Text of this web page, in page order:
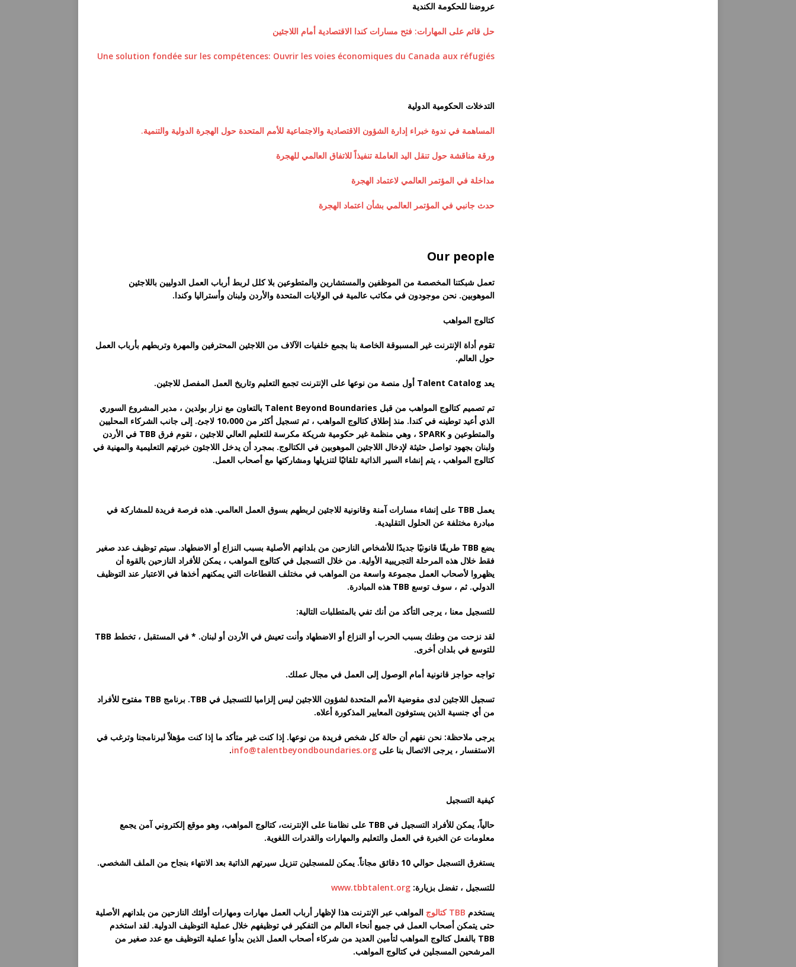
عروضنا للحكومة الكندية
حل قائم على المهارات: فتح مسارات كندا الاقتصادية أمام اللاجئين
Une solution fondée sur les compétences: Ouvrir les voies économiques du Canada aux réfugiés
التدخلات الحكومية الدولية
المساهمة في ندوة خبراء إدارة الشؤون الاقتصادية والاجتماعية للأمم المتحدة حول الهجرة الدولية والتنمية.
ورقة مناقشة حول تنقل اليد العاملة تنفيذاً للاتفاق العالمي للهجرة
مداخلة في المؤتمر العالمي لاعتماد الهجرة
حدث جانبي في المؤتمر العالمي بشأن اعتماد الهجرة
Our people
تعمل شبكتنا المخصصة من الموظفين والمستشارين والمتطوعين بلا كلل لربط أرباب العمل الدوليين باللاجئين
الموهوبين. نحن موجودون في مكاتب عالمية في الولايات المتحدة والأردن ولبنان وأستراليا وكندا.
كتالوج المواهب
تقوم أداة الإنترنت غير المسبوقة الخاصة بنا بجمع خلفيات الآلاف من اللاجئين المحترفين والمهرة وتربطهم بأرباب العمل
حول العالم.
يعد Talent Catalog أول منصة من نوعها على الإنترنت تجمع التعليم وتاريخ العمل المفصل للاجئين.
تم تصميم كتالوج المواهب من قبل Talent Beyond Boundaries بالتعاون مع نزار بولدين ، مدير المشروع السوري
الذي أعيد توطينه في كندا. منذ إطلاق كتالوج المواهب ، تم تسجيل أكثر من 10،000 لاجئ. إلى جانب الشركاء المحليين
والمتطوعين و SPARK ، وهي منظمة غير حكومية شريكة مكرسة للتعليم العالي للاجئين ، تقوم فرق TBB في الأردن
ولبنان بجهود تواصل حثيثة لإدخال اللاجئين الموهوبين في الكتالوج. بمجرد أن يدخل اللاجئون خبرتهم التعليمية والمهنية في
كتالوج المواهب ، يتم إنشاء السير الذاتية تلقائيًا لتنزيلها ومشاركتها مع أصحاب العمل.
يعمل TBB على إنشاء مسارات آمنة وقانونية للاجئين لربطهم بسوق العمل العالمي. هذه فرصة فريدة للمشاركة في
مبادرة مختلفة عن الحلول التقليدية.
يضع TBB طريقًا قانونيًا جديدًا للأشخاص النازحين من بلدانهم الأصلية بسبب النزاع أو الاضطهاد. سيتم توظيف عدد صغير
فقط خلال هذه المرحلة التجريبية الأولية. من خلال التسجيل في كتالوج المواهب ، يمكن للأفراد النازحين بالقوة أن
يظهروا لأصحاب العمل مجموعة واسعة من المواهب في مختلف القطاعات التي يمكنهم أخذها في الاعتبار عند التوظيف
الدولي. ثم ، سوف توسع TBB هذه المبادرة.
للتسجيل معنا ، يرجى التأكد من أنك تفي بالمتطلبات التالية:
لقد نزحت من وطنك بسبب الحرب أو النزاع أو الاضطهاد وأنت تعيش في الأردن أو لبنان. * في المستقبل ، تخطط TBB
للتوسع في بلدان أخرى.
تواجه حواجز قانونية أمام الوصول إلى العمل في مجال عملك.
تسجيل اللاجئين لدى مفوضية الأمم المتحدة لشؤون اللاجئين ليس إلزاميا للتسجيل في TBB. برنامج TBB مفتوح للأفراد
من أي جنسية الذين يستوفون المعايير المذكورة أعلاه.
يرجى ملاحظة: نحن نفهم أن حالة كل شخص فريدة من نوعها. إذا كنت غير متأكد ما إذا كنت مؤهلاً لبرنامجنا وترغب في
الاستفسار ، يرجى الاتصال بنا على info@talentbeyondboundaries.org
.
كيفية التسجيل
حالياً، يمكن للأفراد التسجيل في TBB على نظامنا على الإنترنت، كتالوج المواهب، وهو موقع إلكتروني آمن يجمع
معلومات عن الخبرة في العمل والتعليم والمهارات والقدرات اللغوية.
يستغرق التسجيل حوالي 10 دقائق مجاناً. يمكن للمسجلين تنزيل سيرتهم الذاتية بعد الانتهاء بنجاح من الملف الشخصي.
للتسجيل ، تفضل بزيارة: www.tbbtalent.org
يستخدم TBB كتالوج
المواهب عبر الإنترنت هذا لإظهار أرباب العمل مهارات ومهارات أولئك النازحين من بلدانهم الأصلية
حتى يتمكن أصحاب العمل في جميع أنحاء العالم من التفكير في توظيفهم خلال عملية التوظيف الدولية. لقد استخدم
TBB بالفعل كتالوج المواهب لتأمين العديد من شركاء أصحاب العمل الذين بدأوا عملية التوظيف مع عدد صغير من
المرشحين المسجلين في كتالوج المواهب.